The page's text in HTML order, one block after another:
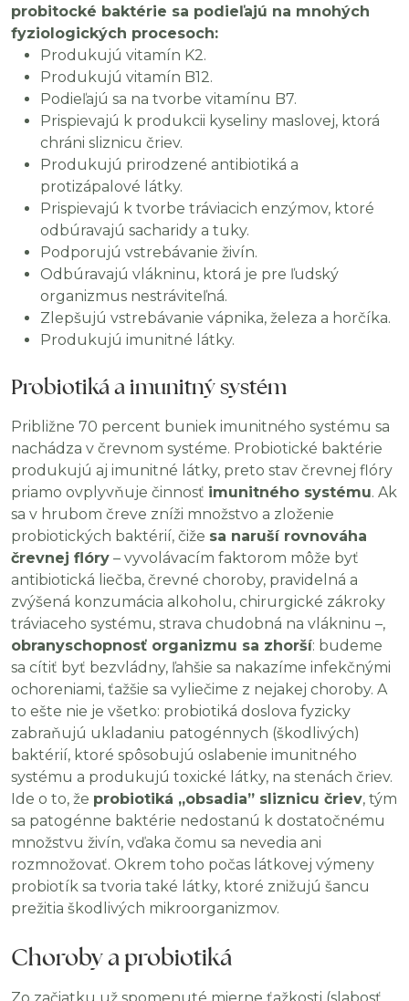
probitocké baktérie sa podieľajú na mnohých
fyziologických procesoch:
Produkujú vitamín K2.
Produkujú vitamín B12.
Podieľajú sa na tvorbe vitamínu B7.
Prispievajú k produkcii kyseliny maslovej, ktorá
chráni sliznicu čriev.
Produkujú prirodzené antibiotiká a
protizápalové látky.
Prispievajú k tvorbe tráviacich enzýmov, ktoré
odbúravajú sacharidy a tuky.
Podporujú vstrebávanie živín.
Odbúravajú vlákninu, ktorá je pre ľudský
organizmus nestráviteľná.
Zlepšujú vstrebávanie vápnika, železa a horčíka.
Produkujú imunitné látky.
Probiotiká a imunitný systém
Približne 70 percent buniek imunitného systému sa
nachádza v črevnom systéme. Probiotické baktérie
produkujú aj imunitné látky, preto stav črevnej flóry
priamo ovplyvňuje činnosť imunitného systému. Ak
sa v hrubom čreve zníži množstvo a zloženie
probiotických baktérií, čiže sa naruší rovnováha
črevnej flóry – vyvolávacím faktorom môže byť
antibiotická liečba, črevné choroby, pravidelná a
zvýšená konzumácia alkoholu, chirurgické zákroky
tráviaceho systému, strava chudobná na vlákninu –,
obranyschopnosť organizmu sa zhorší: budeme
sa cítiť byť bezvládny, ľahšie sa nakazíme infekčnými
ochoreniami, ťažšie sa vyliečime z nejakej choroby. A
to ešte nie je všetko: probiotiká doslova fyzicky
zabraňujú ukladaniu patogénnych (škodlivých)
baktérií, ktoré spôsobujú oslabenie imunitného
systému a produkujú toxické látky, na stenách čriev.
Ide o to, že probiotiká „obsadia” sliznicu čriev, tým
sa patogénne baktérie nedostanú k dostatočnému
množstvu živín, vďaka čomu sa nevedia ani
rozmnožovať. Okrem toho počas látkovej výmeny
probiotík sa tvoria také látky, ktoré znižujú šancu
prežitia škodlivých mikroorganizmov.
Choroby a probiotiká